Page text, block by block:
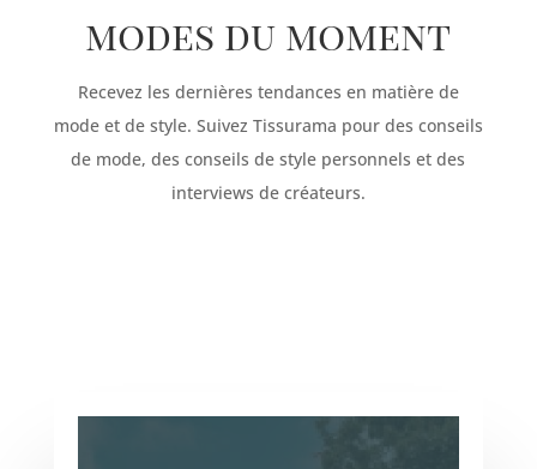
modes du moment
Recevez les dernières tendances en matière de
mode et de style. Suivez Tissurama pour des conseils
de mode, des conseils de style personnels et des
interviews de créateurs.